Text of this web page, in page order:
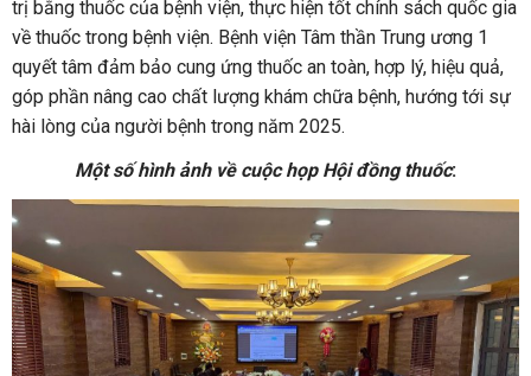
trị bằng thuốc của bệnh viện, thực hiện tốt chính sách quốc gia
về thuốc trong bệnh viện. Bệnh viện Tâm thần Trung ương 1
quyết tâm đảm bảo cung ứng thuốc an toàn, hợp lý, hiệu quả,
góp phần nâng cao chất lượng khám chữa bệnh, hướng tới sự
hài lòng của người bệnh trong năm 2025.
Một số hình ảnh về cuộc họp Hội đồng thuốc: